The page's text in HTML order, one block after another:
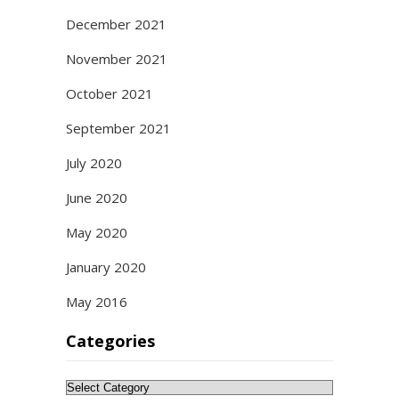
December 2021
November 2021
October 2021
September 2021
July 2020
June 2020
May 2020
January 2020
May 2016
Categories
Categories